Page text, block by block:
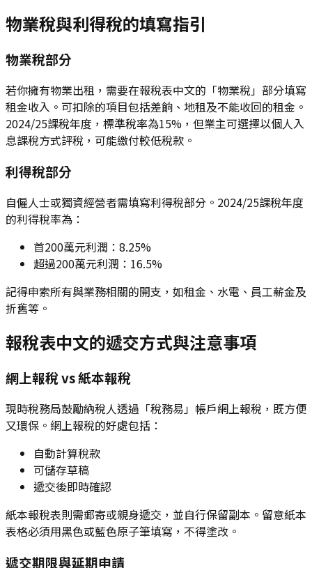
物業稅與利得稅的填寫指引
物業稅部分
若你擁有物業出租，需要在報稅表中文的「物業稅」部分填寫
租金收入。可扣除的項目包括差餉、地租及不能收回的租金。
2024/25課稅年度，標準稅率為15%，但業主可選擇以個人入
息課稅方式評稅，可能繳付較低稅款。
利得稅部分
自僱人士或獨資經營者需填寫利得稅部分。2024/25課稅年度
的利得稅率為：
首200萬元利潤：8.25%
超過200萬元利潤：16.5%
記得申索所有與業務相關的開支，如租金、水電、員工薪金及
折舊等。
報稅表中文的遞交方式與注意事項
網上報稅 vs 紙本報稅
現時稅務局鼓勵納稅人透過「稅務易」帳戶網上報稅，既方便
又環保。網上報稅的好處包括：
自動計算稅款
可儲存草稿
遞交後即時確認
紙本報稅表則需郵寄或親身遞交，並自行保留副本。留意紙本
表格必須用黑色或藍色原子筆填寫，不得塗改。
遞交期限與延期申請